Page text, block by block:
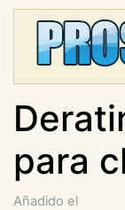
para
Añadido el